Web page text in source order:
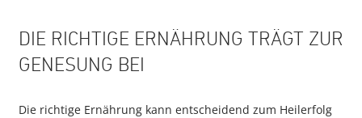
DIE RICHTIGE ERNÄHRUNG TRÄGT ZUR
GENESUNG BEI
Die richtige Ernährung kann entscheidend zum Heilerfolg